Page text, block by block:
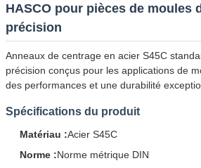
HASCO pour pièces de moules
précision
Anneaux de centrage en acier S45C
précision conçus pour les applications de
des performances et une durabilité
Spécifications du produit
Matériau :Acier S45C
Norme :Norme métrique DIN